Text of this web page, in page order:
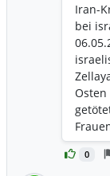
0
Iran-
bei
mit.